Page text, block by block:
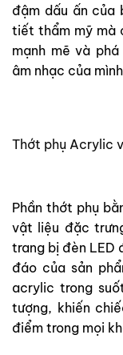
đậm dấu ấn của
tiết thẩm mỹ mà
mạnh mẽ và
âm nhạc của
Thớt phụ Acrylic
Phần thớt phụ
vật liệu đặc
trang bị đèn LED
đáo của sản
acrylic trong
tượng, khiến
điểm trong mọi